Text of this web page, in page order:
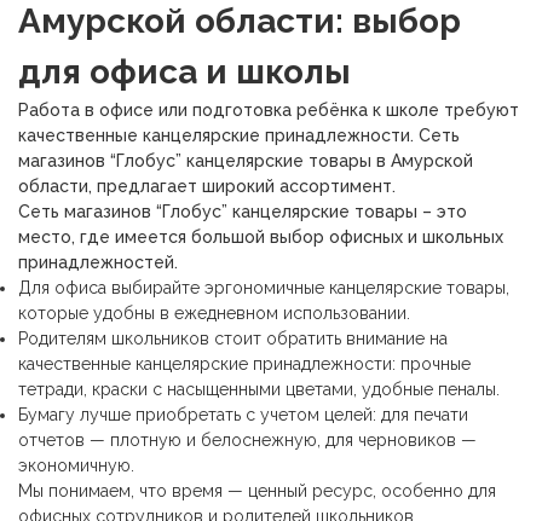
Амурской области: выбор
для офиса и школы
Работа в офисе или подготовка ребёнка к школе требуют
качественные канцелярские принадлежности. Сеть
магазинов “Глобус” канцелярские товары в Амурской
области, предлагает широкий ассортимент.
Сеть магазинов “Глобус” канцелярские товары – это
место, где имеется большой выбор офисных и школьных
принадлежностей.
Для офиса выбирайте эргономичные канцелярские товары,
которые удобны в ежедневном использовании.
Родителям школьников стоит обратить внимание на
качественные канцелярские принадлежности: прочные
тетради, краски с насыщенными цветами, удобные пеналы.
Бумагу лучше приобретать с учетом целей: для печати
отчетов — плотную и белоснежную, для черновиков —
экономичную.
Мы понимаем, что время — ценный ресурс, особенно для
офисных сотрудников и родителей школьников.